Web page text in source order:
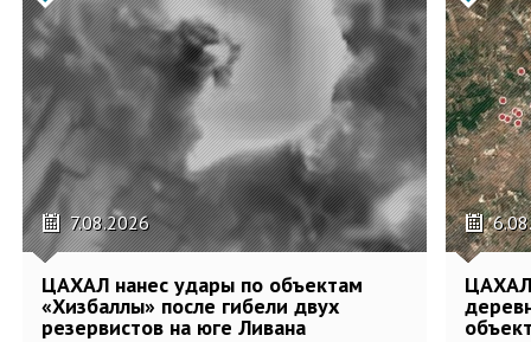
7.08.2026
ЦАХАЛ нанес удары по объектам
«Хизбаллы» после гибели двух
резервистов на юге Ливана